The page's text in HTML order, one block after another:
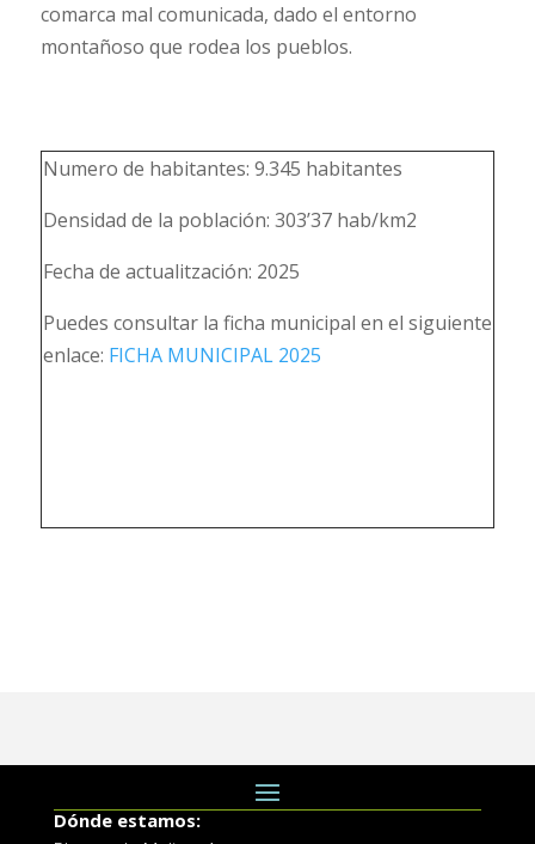
comarca mal comunicada, dado el entorno
montañoso que rodea los pueblos.
Numero de habitantes: 9.345 habitantes
Densidad de la población: 303’37 hab/km2
Fecha de actualitzación: 2025
Puedes consultar la ficha municipal en el siguiente
enlace: FICHA MUNICIPAL 2025
Dónde estamos: